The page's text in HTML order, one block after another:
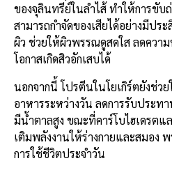
ของจุลินทรีย์ในลำไส้ ทำให้การขับ
สามารถกำจัดของเสียได้อย่างมีป
ผิว ช่วยให้ผิวพรรณดูสดใส ลดควา
โอกาสเกิดสิวอักเสบได้
นอกจากนี้ โปรตีนในโยเกิร์ตยังช่ว
อาหารระหว่างวัน ลดการรับประ
มีน้ำตาลสูง ขณะที่คาร์โบไฮเดรตแ
เติมพลังงานให้ร่างกายและสมอง
การใช้ชีวิตประจำวัน